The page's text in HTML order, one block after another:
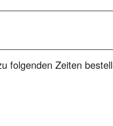
folgenden Zeiten